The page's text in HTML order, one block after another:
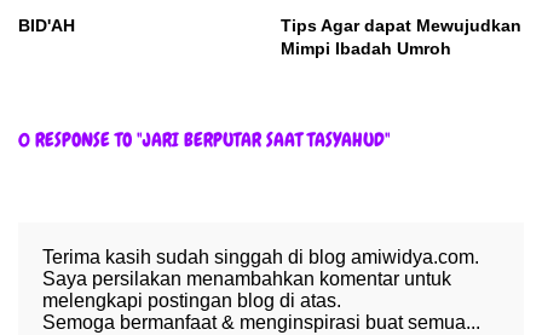
BID'AH
Tips Agar dapat Mewujudkan
Mimpi Ibadah Umroh
0 RESPONSE TO "JARI BERPUTAR SAAT TASYAHUD"
Terima kasih sudah singgah di blog amiwidya.com.
Saya persilakan menambahkan komentar untuk
melengkapi postingan blog di atas.
Semoga bermanfaat & menginspirasi buat semua...